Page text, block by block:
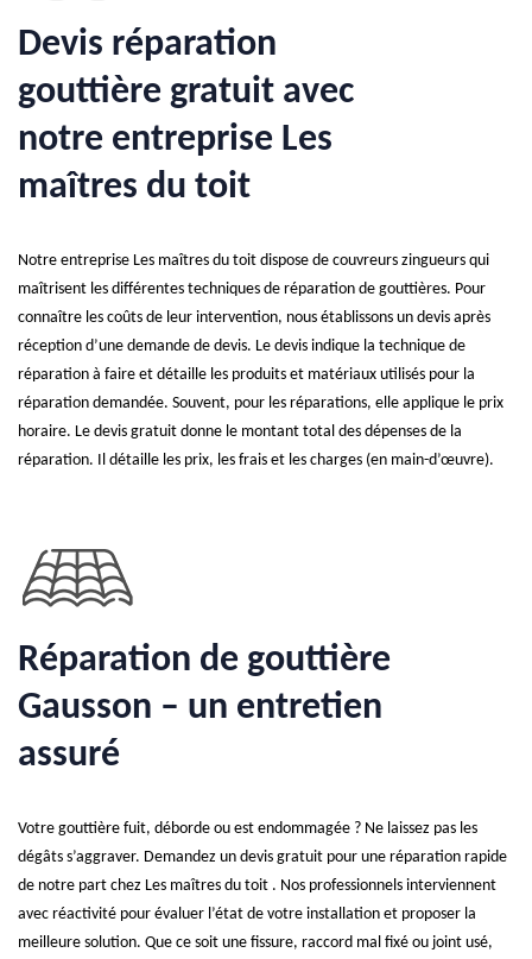
Devis réparation
gouttière gratuit avec
notre entreprise Les
maîtres du toit
Notre entreprise Les maîtres du toit dispose de couvreurs zingueurs qui
maîtrisent les différentes techniques de réparation de gouttières. Pour
connaître les coûts de leur intervention, nous établissons un devis après
réception d’une demande de devis. Le devis indique la technique de
réparation à faire et détaille les produits et matériaux utilisés pour la
réparation demandée. Souvent, pour les réparations, elle applique le prix
horaire. Le devis gratuit donne le montant total des dépenses de la
réparation. Il détaille les prix, les frais et les charges (en main-d’œuvre).
Réparation de gouttière
Gausson – un entretien
assuré
Votre gouttière fuit, déborde ou est endommagée ? Ne laissez pas les
dégâts s’aggraver. Demandez un devis gratuit pour une réparation rapide
de notre part chez Les maîtres du toit . Nos professionnels interviennent
avec réactivité pour évaluer l’état de votre installation et proposer la
meilleure solution. Que ce soit une fissure, raccord mal fixé ou joint usé,